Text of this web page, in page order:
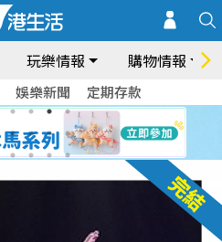
玩樂情報 購物情報
娛樂新聞 定期存款